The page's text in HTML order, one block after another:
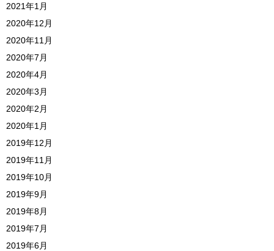
2021年1月
2020年12月
2020年11月
2020年7月
2020年4月
2020年3月
2020年2月
2020年1月
2019年12月
2019年11月
2019年10月
2019年9月
2019年8月
2019年7月
2019年6月